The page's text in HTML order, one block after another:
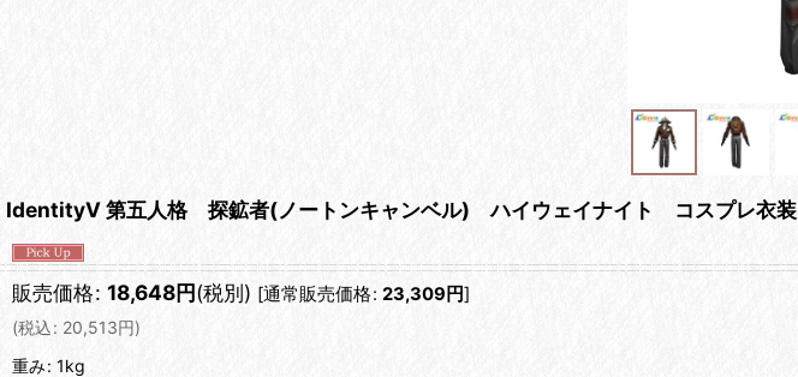
IdentityV 第五人格 探鉱者(ノートンキャンベル) ハイウェイナイト コスプレ衣装
販売価格: 18,648円(税別) [通常販売価格: 23,309 円]
(税込: 20,513円)
重み: 1kg